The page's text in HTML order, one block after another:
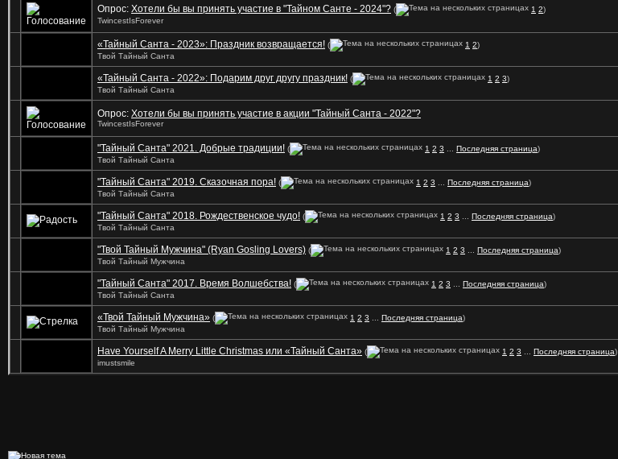
Опрос: Хотели бы вы принять участие в "Тайном Санте - 2024"? ( 1 2)
TwincestIsForever
«Тайный Санта - 2023»: Праздник возвращается! ( 1 2)
Твой Тайный Санта
«Тайный Санта - 2022»: Подарим друг другу праздник! ( 1 2 3)
Твой Тайный Санта
Опрос: Хотели бы вы принять участие в акции "Тайный Санта - 2022"?
TwincestIsForever
"Тайный Санта" 2021. Добрые традиции! ( 1 2 3 Последняя страница)
Твой Тайный Санта
"Тайный Санта" 2019. Сказочная пора! ( 1 2 3 Последняя страница)
Твой Тайный Санта
"Тайный Санта" 2018. Рождественское чудо! ( 1 2 3 Последняя страница)
Твой Тайный Санта
"Твой Тайный Мужчина" (Ryan Gosling Lovers) ( 1 2 3 Последняя страница)
Твой Тайный Мужчина
"Тайный Санта" 2017. Время Волшебства! ( 1 2 3 Последняя страница)
Твой Тайный Санта
«Твой Тайный Мужчина» ( 1 2 3 Последняя страница)
Твой Тайный Мужчина
Have Yourself A Merry Little Christmas или «Тайный Санта» ( 1 2 3 Последняя страница)
imustsmile